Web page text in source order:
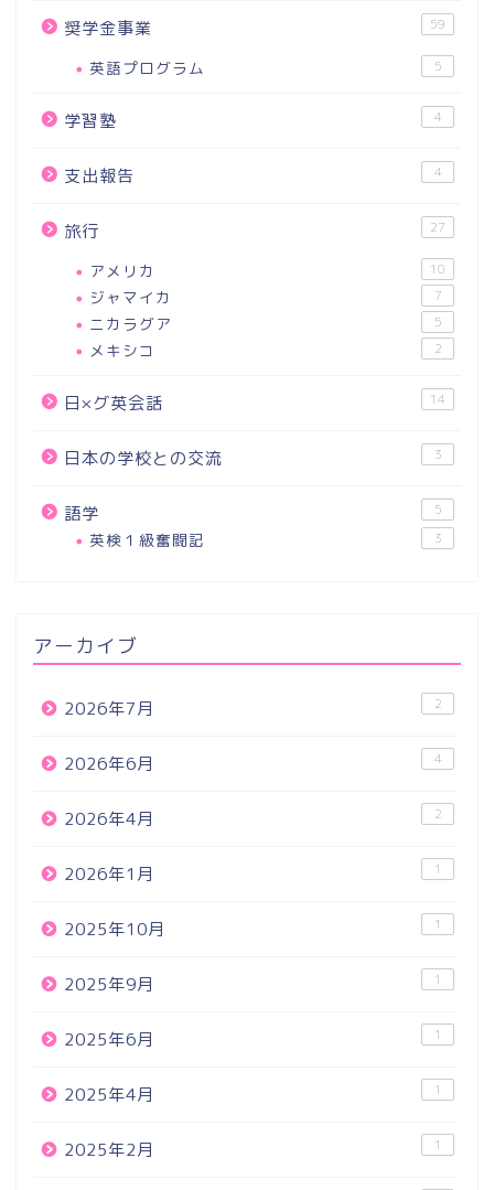
奨学金事業 59
英語プログラム 5
学習塾 4
支出報告 4
旅行 27
アメリカ 10
ジャマイカ 7
ニカラグア 5
メキシコ 2
日×グ英会話 14
日本の学校との交流 3
語学 5
英検１級奮闘記 3
アーカイブ
2026年7月 2
2026年6月 4
2026年4月 2
2026年1月 1
2025年10月 1
2025年9月 1
2025年6月 1
2025年4月 1
2025年2月 1